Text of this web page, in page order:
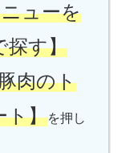
ューを
探す】
肉のト
ト】を押し